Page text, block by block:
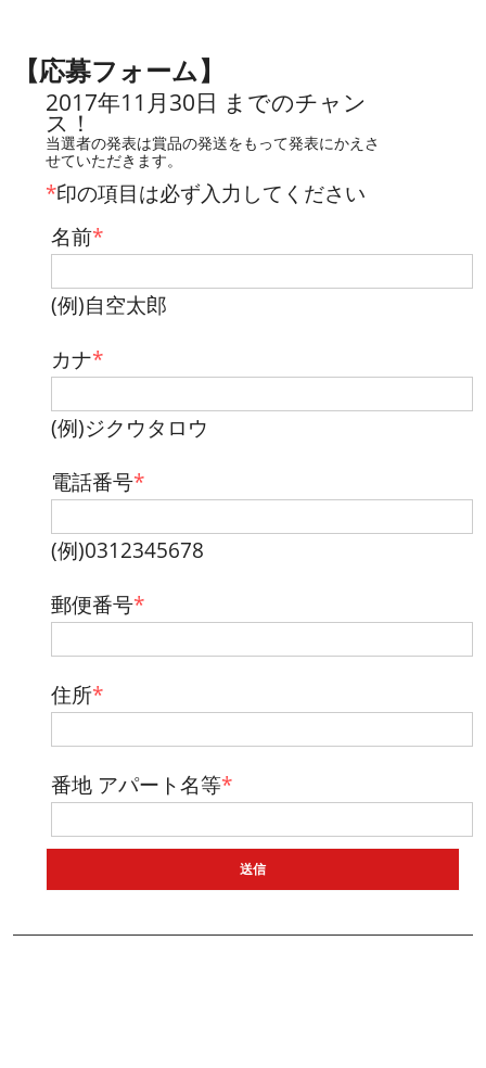
【応募フォーム】
2017年11月30日 までのチャン
ス！
当選者の発表は賞品の発送をもって発表にかえさ
せていただきます。
*印の項目は必ず入力してください
名前*
(例)自空太郎
カナ*
(例)ジクウタロウ
電話番号*
(例)0312345678
郵便番号*
住所*
番地 アパート名等*